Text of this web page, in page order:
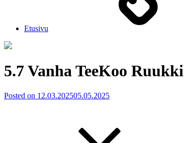
Etusivu
5.7 Vanha TeeKoo Ruukki
Posted on 12.03.202505.05.2025